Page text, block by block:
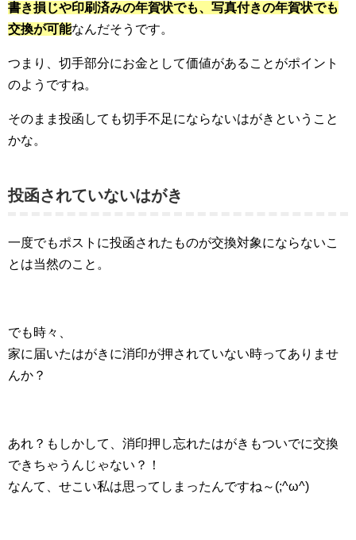
書き損じや印刷済みの年賀状でも、写真付きの年賀状でも
交換が可能なんだそうです。
つまり、切手部分にお金として価値があることがポイント
のようですね。
そのまま投函しても切手不足にならないはがきということ
かな。
投函されていないはがき
一度でもポストに投函されたものが交換対象にならないこ
とは当然のこと。
でも時々、
家に届いたはがきに消印が押されていない時ってありませ
んか？
あれ？もしかして、消印押し忘れたはがきもついでに交換
できちゃうんじゃない？！
なんて、せこい私は思ってしまったんですね～(;^ω^)